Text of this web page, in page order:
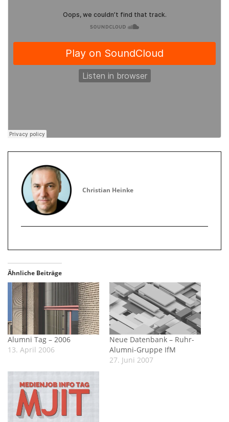
Christian Heinke
Ähnliche Beiträge
Alumni Tag – 2006
13. April 2006
Neue Datenbank – Ruhr-
Alumni-Gruppe IfM
27. Juni 2007